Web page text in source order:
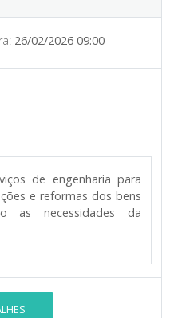
26/02/2026 09:00
de engenharia para
e reformas dos bens
as necessidades da